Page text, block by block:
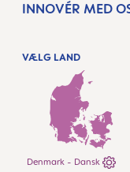
INNOVÉR MED
VÆLG LAND
Denmark - Dansk